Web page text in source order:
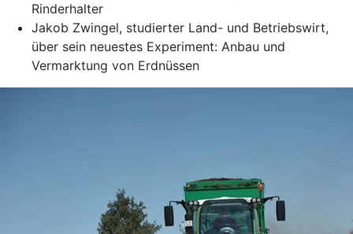
Rinderhalter
Jakob Zwingel, studierter Land- und Betriebswirt,
über sein neuestes Experiment: Anbau und
Vermarktung von Erdnüssen